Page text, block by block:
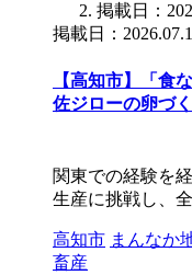
掲載日：
掲載日：
【高知市】「食
佐ジローの卵づ
関東での経験を
生産に挑戦し、
高知市 まんなか
畜産